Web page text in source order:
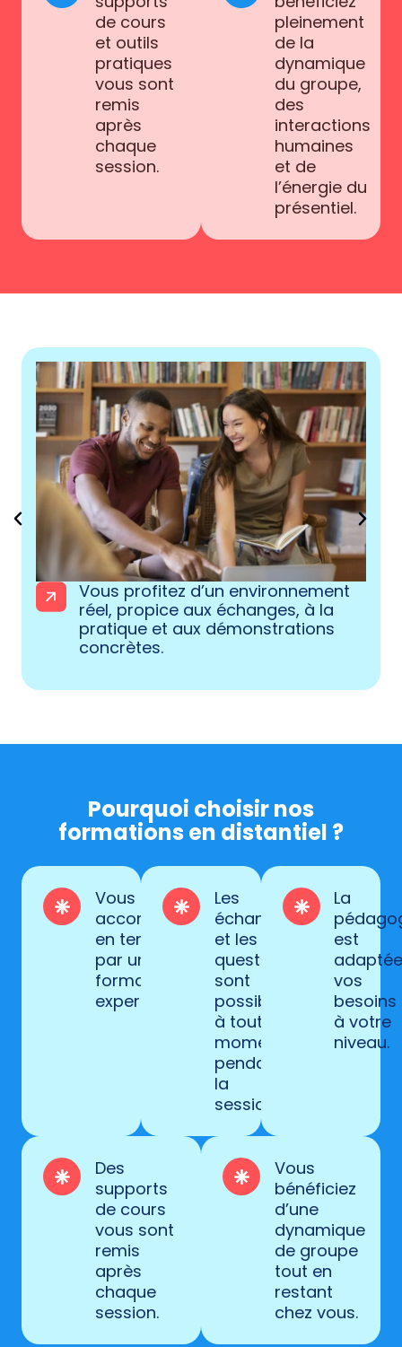
de cours
et outils
pratiques
vous sont
remis
après
chaque
session.
pleinement
de la
dynamique
du groupe,
des
interactions
humaines
et de
l’énergie du
présentiel.
Vous gagnez en motivation et en
engagement grâce à une
dynamique de groupe stimulante.
Pourquoi choisir nos
formations en distantiel ?
Vous êtes
accompagné(e)
en temps réel
par un
formateur
expert.
Les
échanges
et les
questions
sont
possibles
à tout
moment
pendant
la
session.
La
est
vos
besoins
à votre
niveau.
Des
supports
de cours
vous sont
remis
après
chaque
session.
Vous
bénéficiez
d’une
dynamique
de groupe
tout en
restant
chez vous.